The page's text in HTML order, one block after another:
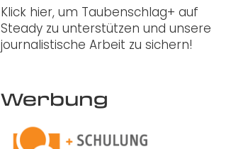
Klick hier, um Taubenschlag+ auf
Steady zu unterstützen und unsere
journalistische Arbeit zu sichern!
Werbung